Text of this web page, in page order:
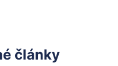
články